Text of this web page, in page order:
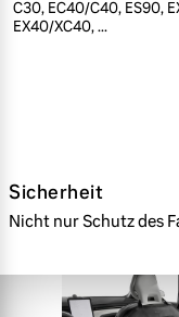
C30, EC40/C40, ES90,
EX40/XC40, ...
Sicherheit
Nicht nur Schutz des